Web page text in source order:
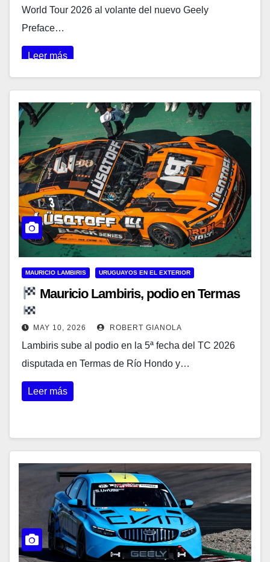
World Tour 2026 al volante del nuevo Geely
Preface…
Leer más
MAURICIO LAMBIRIS URUGUAYOS EN EL EXTERIOR
Mauricio Lambiris, podio en Termas
MAY 10, 2026 ROBERT GIANOLA
Lambiris sube al podio en la 5ª fecha del TC 2026
disputada en Termas de Río Hondo y…
Leer más